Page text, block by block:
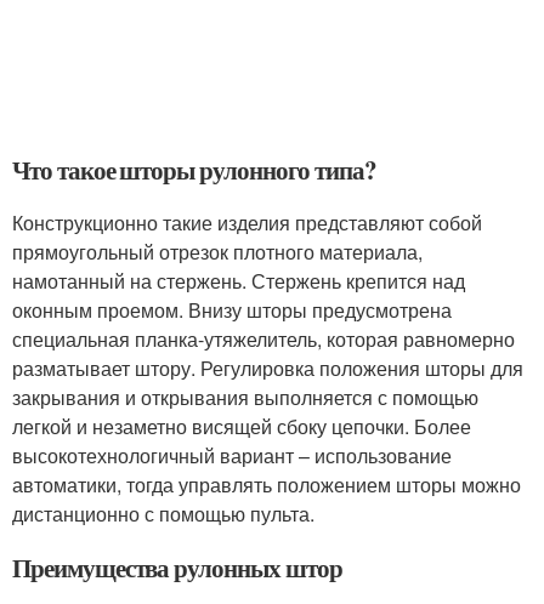
Что такое шторы рулонного типа?
Конструкционно такие изделия представляют собой
прямоугольный отрезок плотного материала,
намотанный на стержень. Стержень крепится над
оконным проемом. Внизу шторы предусмотрена
специальная планка-утяжелитель, которая равномерно
разматывает штору. Регулировка положения шторы для
закрывания и открывания выполняется с помощью
легкой и незаметно висящей сбоку цепочки. Более
высокотехнологичный вариант – использование
автоматики, тогда управлять положением шторы можно
дистанционно с помощью пульта.
Преимущества рулонных штор